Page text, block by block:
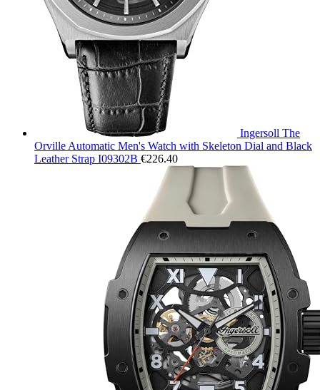
Ingersoll The
Orville Automatic Men's Watch with Skeleton Dial and Black
Leather Strap I09302B €226.40